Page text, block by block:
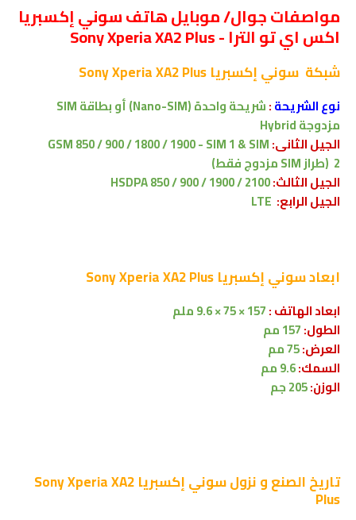
مواصفات جوال/ موبايل هاتف سوني إكسبريا
اكس اي تو الترا - Sony Xperia XA2 Plus
شبكة سوني إكسبريا Sony Xperia XA2 Plus
نوع الشريحة:
شريحة واحدة (Nano-SIM) أو بطاقة SIM
مزدوجة Hybrid
الجيل الثانى:GSM 850 / 900 / 1800 / 1900 - SIM 1 & SIM
2 (طراز SIM مزدوج فقط)
الجيل الثالث:HSDPA 850 / 900 / 1900 / 2100
الجيل الرابع: LTE
ابعادسوني إكسبريا Sony Xperia XA2 Plus
ابعاد الهاتف :157 × 75 × 9.6 ملم
الطول:157 مم
العرض:
السمك:9.6 مم
الوزن:
تاريخ الصنع و نزول سوني إكسبريا Sony Xperia XA2
Plus